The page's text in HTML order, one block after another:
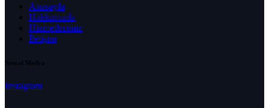
Anasayfa
Hakkımızda
Hizmetlerimiz
İletişim
Sosyal Medya
Instagram